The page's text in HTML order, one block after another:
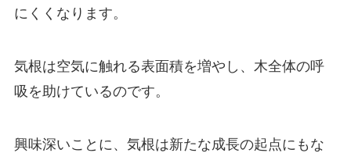
にくくなります。
気根は空気に触れる表面積を増やし、木全体の呼
吸を助けているのです。
興味深いことに、気根は新たな成長の起点にもな